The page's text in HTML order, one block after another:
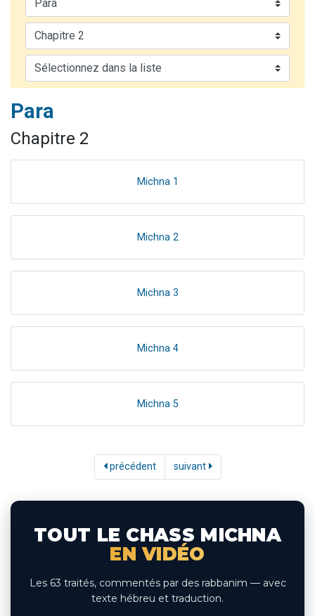
Ariel vient de donner son Maasser
Il reste 49 places pour étudier en groupe sur Zoom
Para
Chapitre 2
Michna 1
Michna 2
Michna 3
Michna 4
Michna 5
précédent suivant
TOUT LE CHASS MICHNA
EN VIDÉO
Les 63 traités, commentés par des rabbanim — avec
texte hébreu et traduction.